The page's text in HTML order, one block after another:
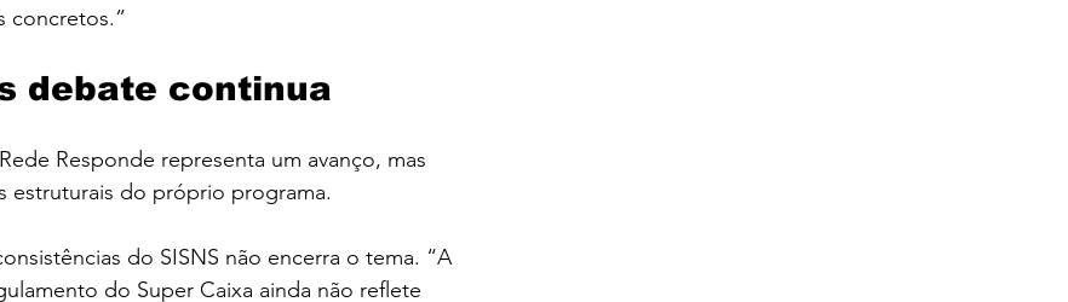
concretos.”
debate continua
Responde representa um avanço, mas
estruturais do próprio programa.
do SISNS não encerra o tema. “A
do Super Caixa ainda não reflete